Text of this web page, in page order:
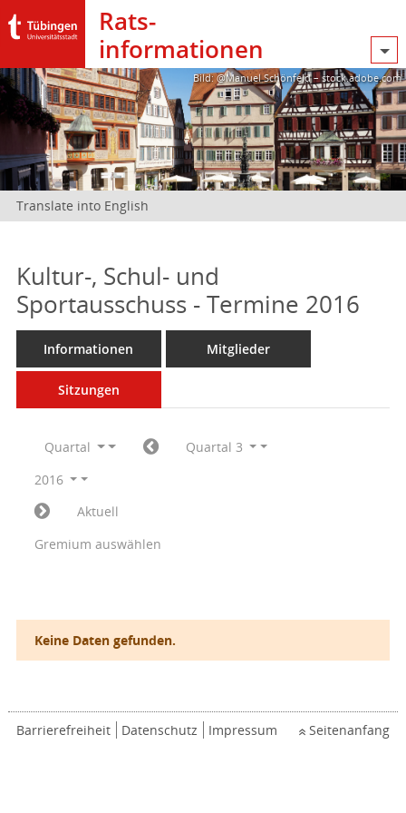
Rats­
informationen
Bild: @Manuel Schönfeld – stock.adobe.com
Translate into English
Kultur-, Schul- und
Sportausschuss - Termine 2016
Informationen Mitglieder
Sitzungen
Quartal
Quartal 3
2016
Aktuell
Gremium auswählen
Keine Daten gefunden.
Barrierefreiheit Datenschutz Impressum Seitenanfang